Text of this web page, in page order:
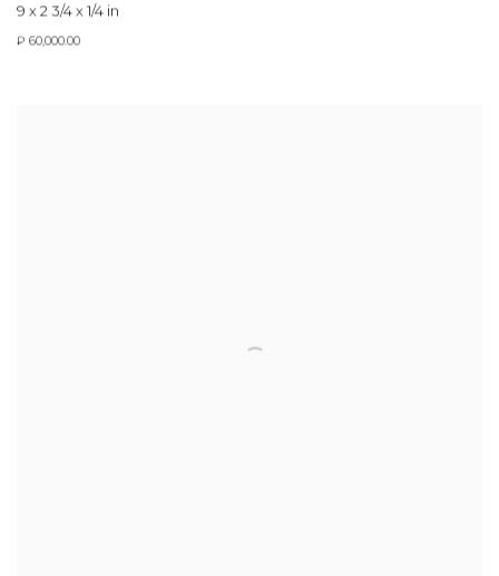
9 x 2 3/4 x 1/4 in
₽ 60,000.00